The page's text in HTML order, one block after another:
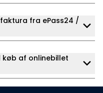
fra ePass24 /
af onlinebillet